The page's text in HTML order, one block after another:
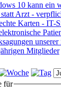
10 kann ein
Arzt -
Karten - IT-
Mitglieder
für